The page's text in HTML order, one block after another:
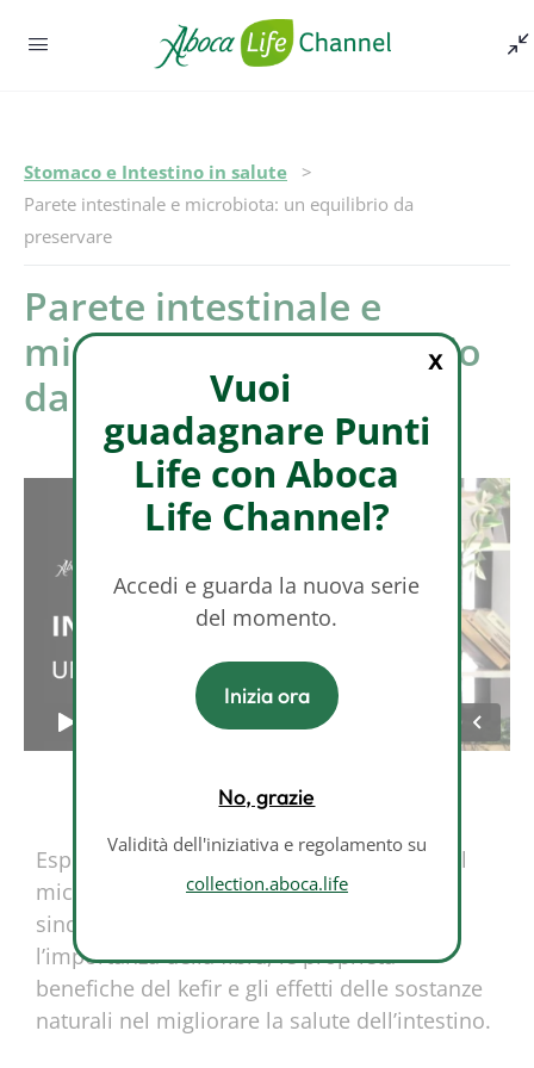
Stomaco e Intestino in salute
Episodio -
Parete intestinale e microbiota: un equilibrio da
preservare
Parete intestinale e
microbiota: un equilibrio
da preservare
X
Vuoi
guadagnare Punti
Life con Aboca
Life Channel?
Accedi e guarda la nuova serie
del momento.
Inizia ora
No, grazie
Validità dell'iniziativa e regolamento su
collection.aboca.life
Esplora il ruolo della parete intestinale, del
microbiota e dell’alimentazione nella
sindrome dell’intestino irritabile. Scopri
l’importanza della fibra, le proprietà
benefiche del kefir e gli effetti delle sostanze
naturali nel migliorare la salute dell’intestino.